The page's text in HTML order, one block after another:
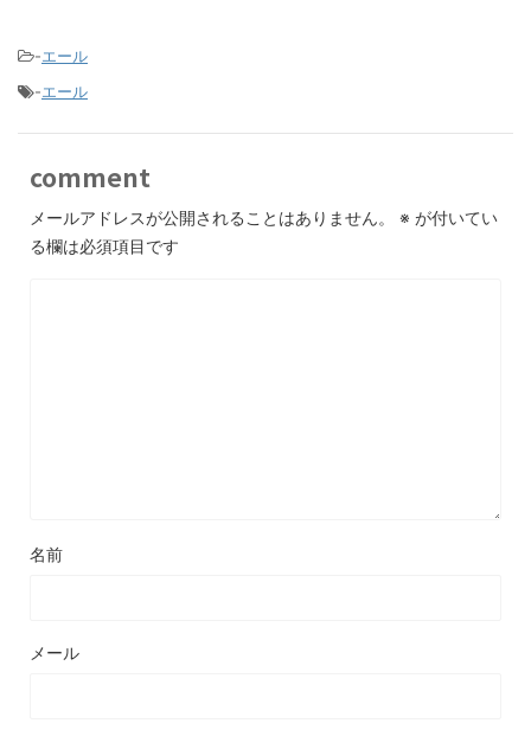
-エール
-エール
comment
メールアドレスが公開されることはありません。 ※ が付いてい
る欄は必須項目です
名前
メール